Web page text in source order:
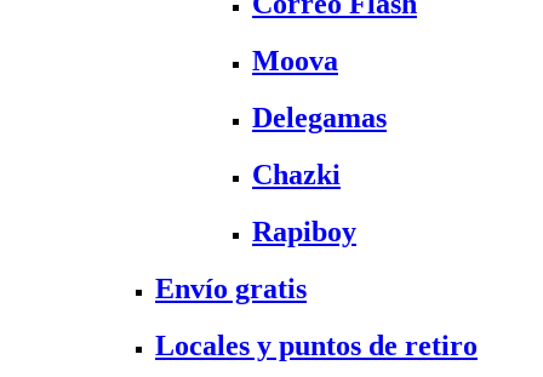
Moova
Delegamas
Chazki
Rapiboy
Envío gratis
Locales y puntos de retiro